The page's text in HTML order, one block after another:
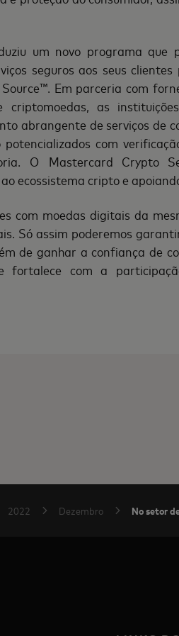
um novo programa que
ços seguros aos seus
™. Em parceria com
criptomoedas, as
abrangente de serviços de
com
O Mastercard Crypto
ecossistema cripto e
com moedas digitais da
Só assim poderemos
m de ganhar a confiança de
fortalece com a
2022 Dezembro No setor